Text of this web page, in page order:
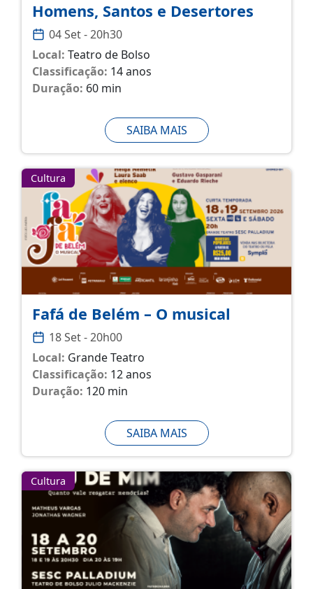
Homens, Santos e Desertores
04 Set - 20h30
Local: Teatro de Bolso
Classificação: 14 anos
Duração: 60 min
SAIBA MAIS
Cultura
Fafá de Belém – O musical
18 Set - 20h00
Local: Grande Teatro
Classificação: 12 anos
Duração: 120 min
SAIBA MAIS
Cultura